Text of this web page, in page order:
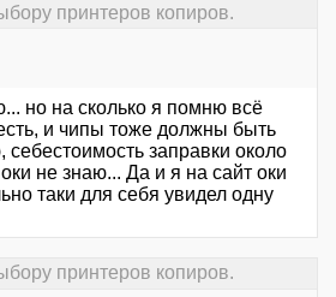
принтеров копиров.
но на сколько я помню всё
и чипы тоже должны быть
заправки около
не знаю... Да и я на сайт оки
таки для себя увидел одну
принтеров копиров.